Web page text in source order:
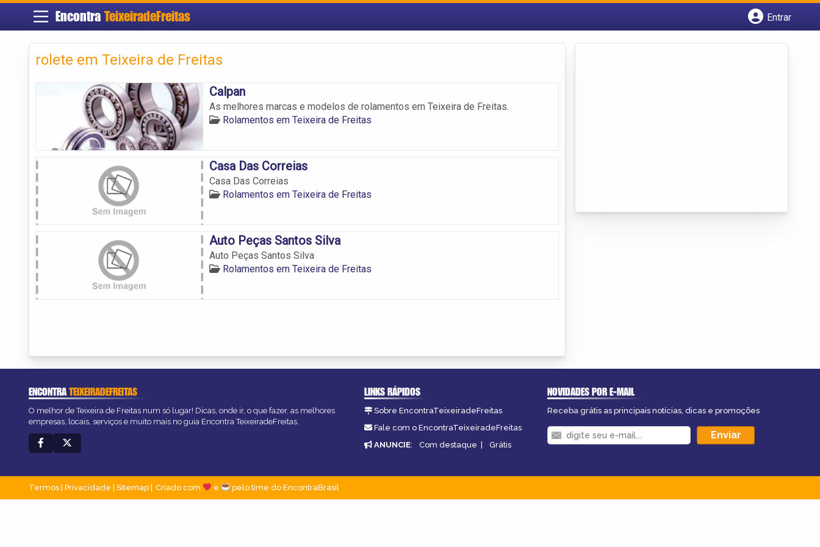
Encontra TeixeiradeFreitas
Entrar
rolete em Teixeira de Freitas
Calpan
As melhores marcas e modelos de rolamentos em Teixeira de Freitas.
Rolamentos em Teixeira de Freitas
Casa Das Correias
Casa Das Correias
Rolamentos em Teixeira de Freitas
Auto Peças Santos Silva
Auto Peças Santos Silva
Rolamentos em Teixeira de Freitas
ENCONTRATEIXEIRADEFREITAS
O melhor de Teixeira de Freitas num só lugar! Dicas, onde ir, o que fazer, as melhores
empresas, locais, serviços e muito mais no guia Encontra TeixeiradeFreitas.
LINKS RÁPIDOS
Sobre EncontraTeixeiradeFreitas
Fale com o EncontraTeixeiradeFreitas
ANUNCIE: Com destaque | Grátis
NOVIDADES POR E-MAIL
Receba grátis as principais notícias, dicas e promoções
Termos Privacidade Sitemap Criado com e pelo time do EncontraBrasil